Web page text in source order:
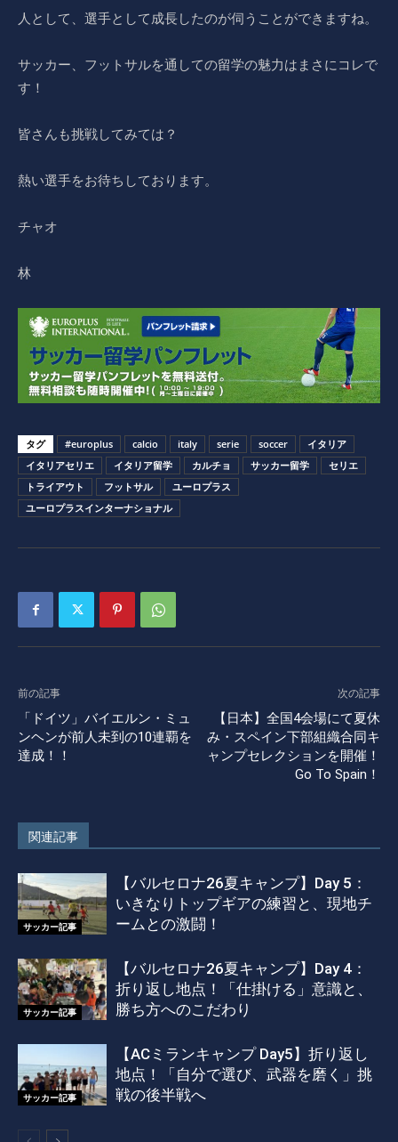
人として、選手として成長したのが伺うことができますね。
サッカー、フットサルを通しての留学の魅力はまさにコレで
す！
皆さんも挑戦してみては？
熱い選手をお待ちしております。
チャオ
林
タグ #europlus calcio italy serie soccer
イタリア
イタリアセリエ
イタリア留学 カルチョ サッカー留学
セリエ
トライアウト
フットサル
ユーロプラス
ユーロプラスインターナショナル
前の記事
「ドイツ」バイエルン・ミュ
ンヘンが前人未到の10連覇を
達成！！
次の記事
【日本】全国4会場にて夏休
み・スペイン下部組織合同キ
ャンプセレクションを開催！
Go To Spain！
関連記事
サッカー記事
【バルセロナ26夏キャンプ】Day 5：
いきなりトップギアの練習と、現地チ
ームとの激闘！
サッカー記事
【バルセロナ26夏キャンプ】Day 4：
折り返し地点！「仕掛ける」意識と、
勝ち方へのこだわり
サッカー記事
【ACミランキャンプ Day5】折り返し
地点！「自分で選び、武器を磨く」挑
戦の後半戦へ